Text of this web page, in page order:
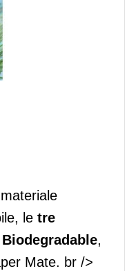
le tre
Biodegradable,
Mate. br />